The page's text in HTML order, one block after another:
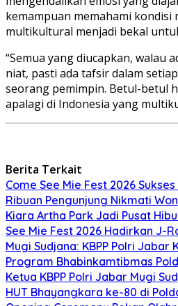
kemampuan memahami kondisi
multikultural menjadi bekal
“Semua yang diucapkan, walau
niat, pasti ada tafsir dalam
seorang pemimpin. Betul-betul
apalagi di Indonesia yang
Berita Terkait
Come See Mie Fest 2026
Ribuan Pengunjung Nikmati
Kiara Artha Park Jadi Pusat
See Mie Fest 2026 Hadirkan J-
Mugi Sudjana: KBPP Polri Jabar
Program Bhabinkamtibmas
Ketua KBPP Polri Jabar Mugi
HUT Bhayangkara ke-80 di